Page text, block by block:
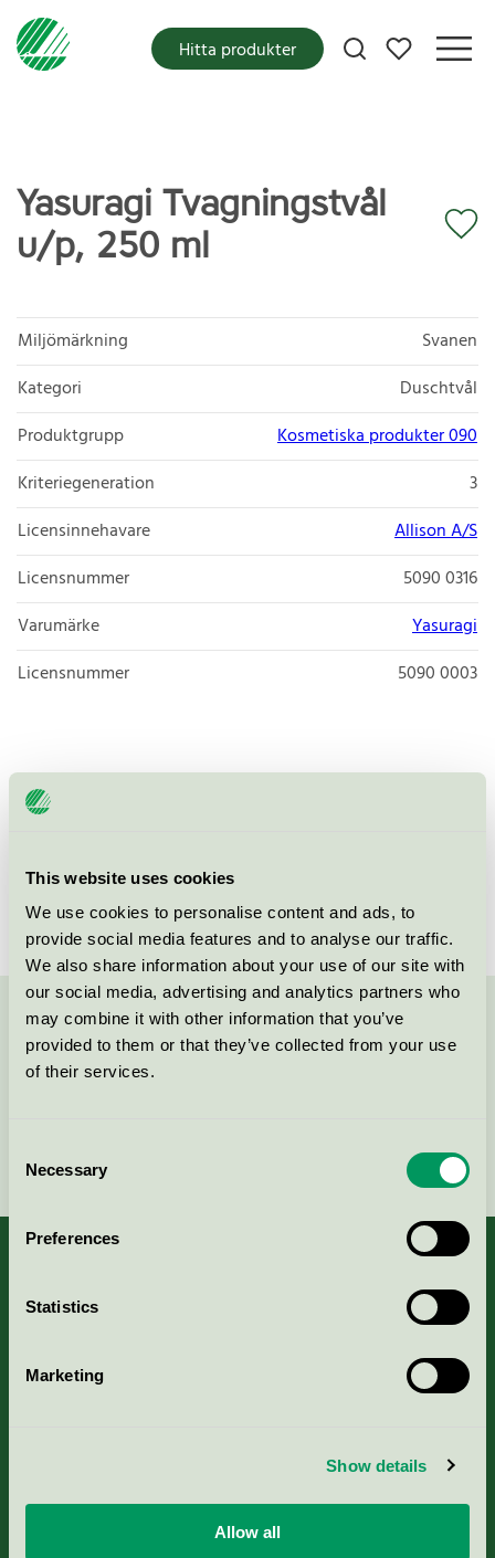
This website uses cookies
We use cookies to personalise content and ads, to
provide social media features and to analyse our traffic.
We also share information about your use of our site with
our social media, advertising and analytics partners who
may combine it with other information that you’ve
provided to them or that they’ve collected from your use
of their services.
Selection
Necessary
Preferences
Statistics
Marketing
Show details
Allow all
Mina favoriter
Hitta produkter
Yasuragi Tvagningstvål
u/p, 250 ml
Miljömärkning
Svanen
Kategori
Duschtvål
Produktgrupp
Kosmetiska produkter 090
Kriteriegeneration
3
Licensinnehavare
Allison A/S
Licensnummer
5090 0316
Varumärke
Yasuragi
Licensnummer
5090 0003
Tvagningstvål med rengörande och fuktgivande
egenskaper. Passar även känslig hud. Säljes på
Kontakta oss på08-55 55 24 00eller via formuläret:
Aktuella Remisser
Portal för massa, papper & tryckerier